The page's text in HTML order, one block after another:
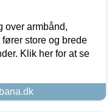
over armbånd,
store og brede
Klik her for at se